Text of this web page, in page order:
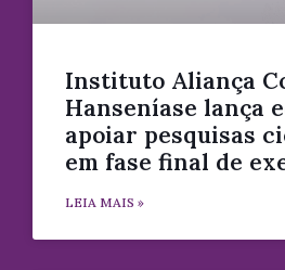
Instituto Aliança
Hanseníase lança
apoiar pesquisas
em fase final de
LEIA MAIS »